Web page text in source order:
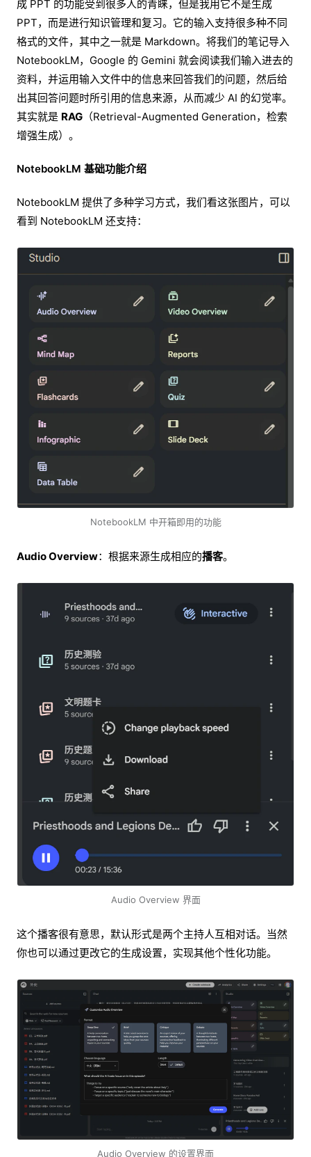
成 PPT 的功能受到很多人的青睐，但是我用它不是生成
PPT，而是进行知识管理和复习。它的输入支持很多种不同
格式的文件，其中之一就是 Markdown。将我们的笔记导入
NotebookLM，Google 的 Gemini 就会阅读我们输入进去的
资料，并运用输入文件中的信息来回答我们的问题，然后给
出其回答问题时所引用的信息来源，从而减少 AI 的幻觉率。
其实就是 RAG （Retrieval-Augmented Generation，检索
增强生成）。
NotebookLM 基础功能介绍
NotebookLM 提供了多种学习方式，我们看这张图片，可以
看到 NotebookLM 还支持：
NotebookLM 中开箱即用的功能
Audio Overview：根据来源生成相应的播客。
Audio Overview 界面
这个播客很有意思，默认形式是两个主持人互相对话。当然
你也可以通过更改它的生成设置，实现其他个性化功能。
Audio Overview 的设置界面